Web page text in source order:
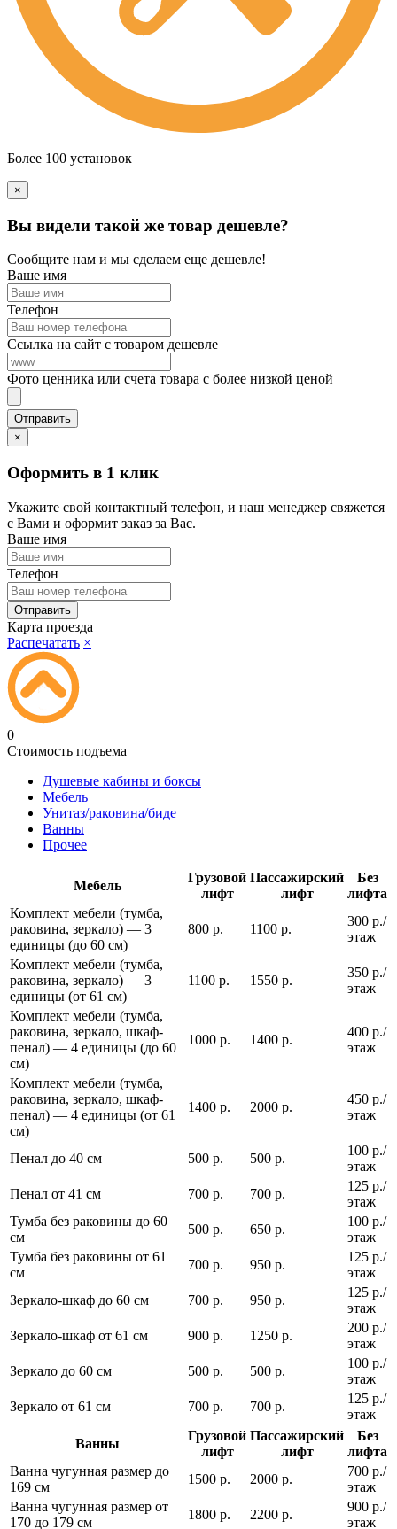
Более 100 установок
×
Вы видели такой же товар дешевле?
Сообщите нам и мы сделаем еще дешевле!
Ваше имя
Телефон
Ссылка на сайт с товаром дешевле
Фото ценника или счета товара с более низкой ценой
×
Оформить в 1 клик
Укажите свой контактный телефон, и наш менеджер свяжется
с Вами и оформит заказ за Вас.
Ваше имя
Телефон
Карта проезда
Распечатать ×
0
Стоимость подъема
Душевые кабины и боксы
Мебель
Унитаз/раковина/биде
Ванны
Прочее
Мебель
Грузовой
лифт
Пассажирский
лифт
Без
лифта
Комплект мебели (тумба,
раковина, зеркало) — 3
единицы (до 60 см)
800 р. 1100 р.
300 р./
этаж
Комплект мебели (тумба,
раковина, зеркало) — 3
единицы (от 61 см)
1100 р. 1550 р.
350 р./
этаж
Комплект мебели (тумба,
раковина, зеркало, шкаф-
пенал) — 4 единицы (до 60
см)
1000 р. 1400 р.
400 р./
этаж
Комплект мебели (тумба,
раковина, зеркало, шкаф-
пенал) — 4 единицы (от 61
см)
1400 р. 2000 р.
450 р./
этаж
Пенал до 40 см 500 р. 500 р.
100 р./
этаж
Пенал от 41 см
700 р. 700 р.
125 р./
этаж
Тумба без раковины до 60
см
500 р. 650 р.
100 р./
этаж
Тумба без раковины от 61
см
700 р. 950 р.
125 р./
этаж
Зеркало-шкаф до 60 см
700 р. 950 р.
125 р./
этаж
Зеркало-шкаф от 61 см
900 р. 1250 р.
200 р./
этаж
Зеркало до 60 см
500 р. 500 р.
100 р./
этаж
Зеркало от 61 см
700 р. 700 р.
125 р./
этаж
Ванны
Грузовой
лифт
Пассажирский
лифт
Без
лифта
Ванна чугунная размер до
169 см
1500 р. 2000 р.
700 р./
этаж
Ванна чугунная размер от
170 до 179 см
1800 р. 2200 р.
900 р./
этаж